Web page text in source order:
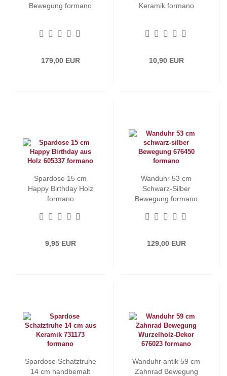
Bewegung formano
179,00 EUR
Keramik formano
10,90 EUR
Spardose 15 cm
Happy Birthday Holz
formano
9,95 EUR
Wanduhr 53 cm
Schwarz-Silber
Bewegung formano
129,00 EUR
Spardose Schatztruhe
14 cm handbemalt
Wanduhr antik 59 cm
Zahnrad Bewegung